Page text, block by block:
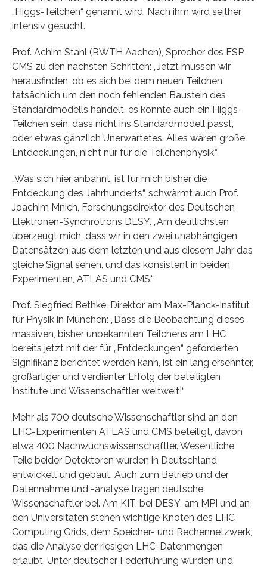
„Higgs-Teilchen“ genannt wird. Nach ihm wird seither
intensiv gesucht.
Prof. Achim Stahl (RWTH Aachen), Sprecher des FSP
CMS zu den nächsten Schritten: „Jetzt müssen wir
herausfinden, ob es sich bei dem neuen Teilchen
tatsächlich um den noch fehlenden Baustein des
Standardmodells handelt, es könnte auch ein Higgs-
Teilchen sein, dass nicht ins Standardmodell passt,
oder etwas gänzlich Unerwartetes. Alles wären große
Entdeckungen, nicht nur für die Teilchenphysik.“
„Was sich hier anbahnt, ist für mich bisher die
Entdeckung des Jahrhunderts“, schwärmt auch Prof.
Joachim Mnich, Forschungsdirektor des Deutschen
Elektronen-Synchrotrons DESY. „Am deutlichsten
überzeugt mich, dass wir in den zwei unabhängigen
Datensätzen aus dem letzten und aus diesem Jahr das
gleiche Signal sehen, und das konsistent in beiden
Experimenten, ATLAS und CMS.“
Prof. Siegfried Bethke, Direktor am Max-Planck-Institut
für Physik in München: „Dass die Beobachtung dieses
massiven, bisher unbekannten Teilchens am LHC
bereits jetzt mit der für „Entdeckungen“ geforderten
Signifikanz berichtet werden kann, ist ein lang ersehnter,
großartiger und verdienter Erfolg der beteiligten
Institute und Wissenschaftler weltweit!“
Mehr als 700 deutsche Wissenschaftler sind an den
LHC-Experimenten ATLAS und CMS beteiligt, davon
etwa 400 Nachwuchswissenschaftler. Wesentliche
Teile beider Detektoren wurden in Deutschland
entwickelt und gebaut. Auch zum Betrieb und der
Datennahme und -analyse tragen deutsche
Wissenschaftler bei. Am KIT, bei DESY, am MPI und an
den Universitäten stehen wichtige Knoten des LHC
Computing Grids, dem Speicher- und Rechennetzwerk,
das die Analyse der riesigen LHC-Datenmengen
erlaubt. Unter deutscher Federführung wurden und